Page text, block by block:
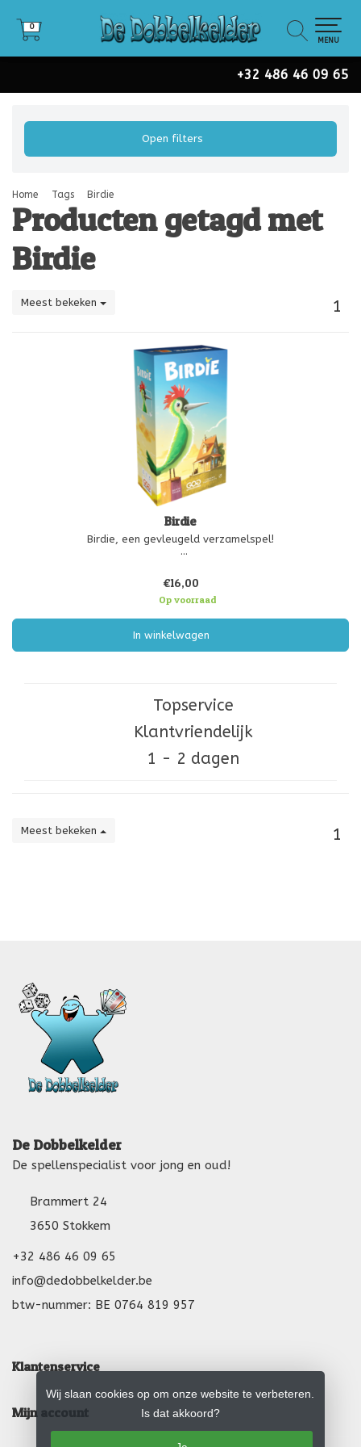
+32 486 46 09 65
0
0
MENU
Open filters
Home Tags Birdie
Producten getagd met
Birdie
Meest bekeken 1
Birdie
Birdie, een gevleugeld verzamelspel!
's Nachts luister je naar de roep van de uil.
Maar weet jij hoe je ze allemaal met elkaar k
€16,00
Op voorraad
In winkelwagen
Topservice
Klantvriendelijk
1 - 2 dagen
Meest bekeken 1
De Dobbelkelder
De spellenspecialist voor jong en oud!
Brammert 24
3650 Stokkem
+32 486 46 09 65
info@dedobbelkelder.be
btw-nummer: BE 0764 819 957
Klantenservice
Mijn account
Wij slaan cookies op om onze website te verbeteren.
Is dat akkoord?